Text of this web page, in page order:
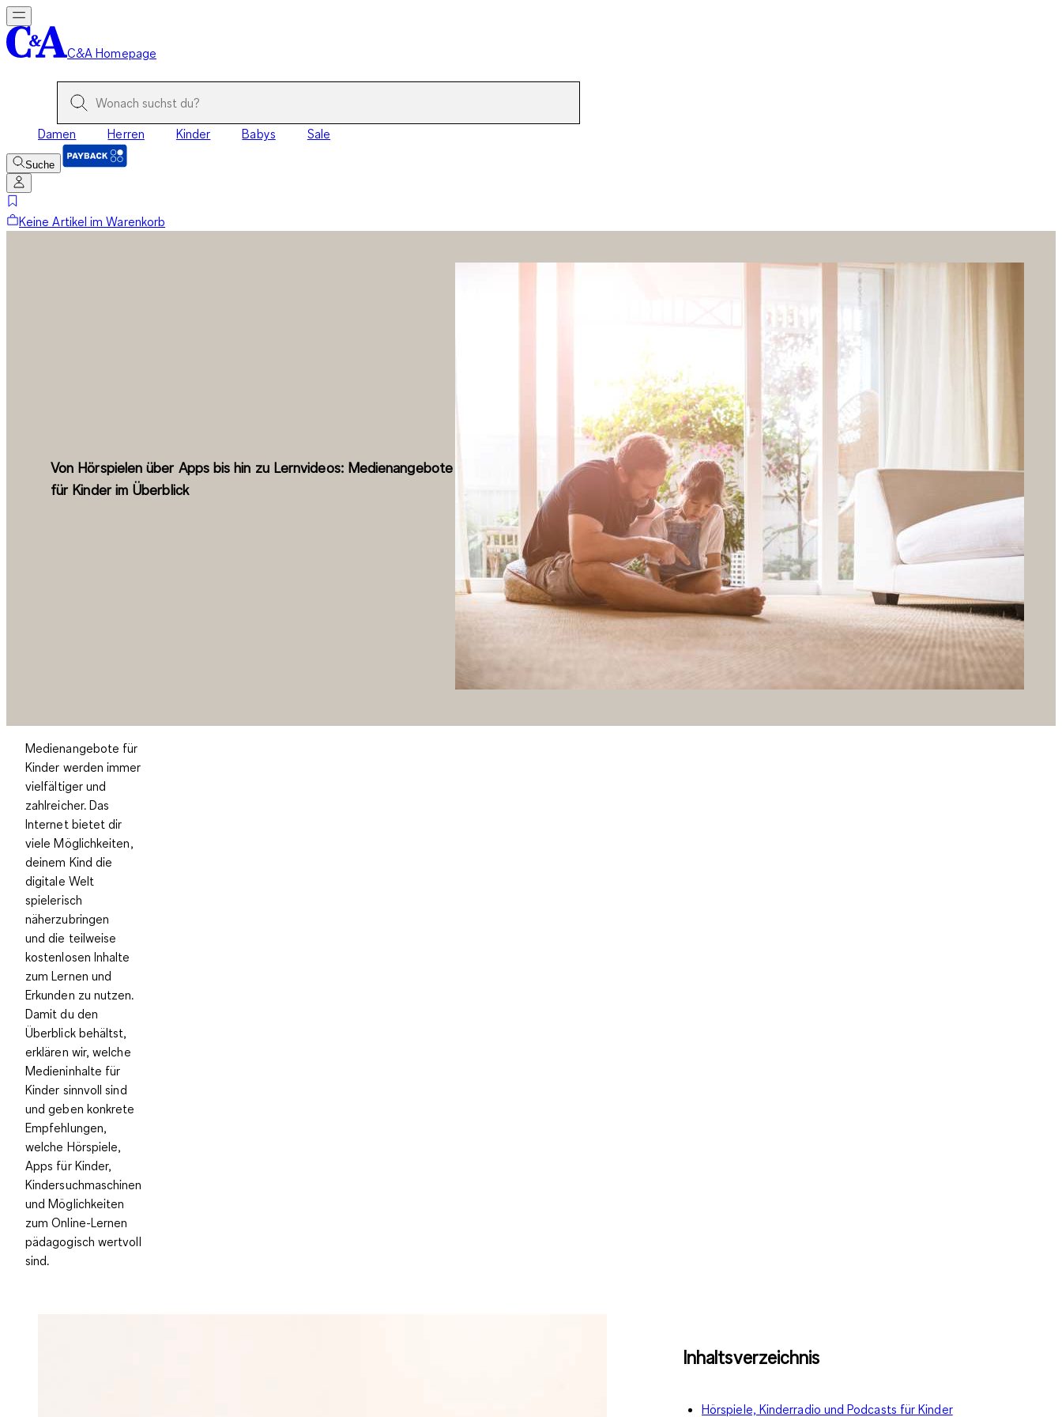
C&A Homepage
Damen Herren Kinder Babys Sale
Suche
Keine Artikel im Warenkorb
Von Hörspielen über Apps bis hin zu Lernvideos: Medienangebote
für Kinder im Überblick
Medienangebote für
Kinder werden immer
vielfältiger und
zahlreicher. Das
Internet bietet dir
viele Möglichkeiten,
deinem Kind die
digitale Welt
spielerisch
näherzubringen
unddie teilweise
kostenlosen Inhalte
zum Lernen und
Erkunden zu nutzen.
Damit du den
Überblick behältst,
erklären wir, welche
Medieninhalte für
Kinder sinnvoll sind
und geben konkrete
Empfehlungen,
welche Hörspiele,
Apps für Kinder,
Kindersuchmaschinen
und Möglichkeiten
zum Online-Lernen
pädagogisch wertvoll
sind.
Inhaltsverzeichnis
Hörspiele, Kinderradio und Podcasts für Kinder